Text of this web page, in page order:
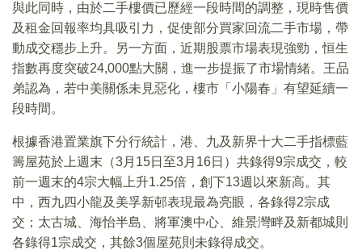
與此同時，由於二手樓價已歷經一段時間的調整，現時售價
及租金回報率均具吸引力，促使部分買家回流二手市場，帶
動成交穩步上升。另一方面，近期股票市場表現強勁，恒生
指數再度突破24,000點大關，進一步提振了市場情緒。王品
弟認為，若中美關係未見惡化，樓市「小陽春」有望延續一
段時間。
根據香港置業旗下分行統計，港、九及新界十大二手指標藍
籌屋苑於上週末（3月15日至3月16日）共錄得9宗成交，較
前一週末的4宗大幅上升1.25倍，創下13週以來新高。其
中，西九四小龍及美孚新邨表現最為亮眼，各錄得2宗成
交；太古城、海怡半島、將軍澳中心、維景灣畔及新都城則
各錄得1宗成交，其餘3個屋苑則未錄得成交。